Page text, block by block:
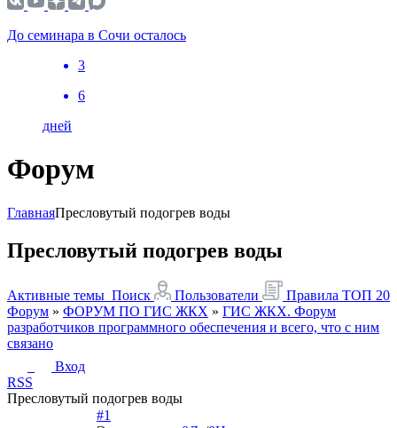
До семинара в Сочи осталось
3
6
дней
Форум
ГлавнаяПресловутый подогрев воды
Пресловутый подогрев воды
Активные темы Поиск Пользователи Правила ТОП 20
Форум » ФОРУМ ПО ГИС ЖКХ » ГИС ЖКХ. Форум
разработчиков программного обеспечения и всего, что с ним
связано
Вход
RSS
Пресловутый подогрев воды
#1